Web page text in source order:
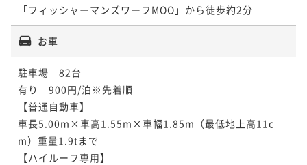
「フィッシャーマンズワーフMOO」から徒歩約2分
お車
駐車場　82台
有り　900円/泊※先着順
【普通自動車】
車長5.00m×車高1.55m×車幅1.85m（最低地上高11c
m）重量1.9tまで
【ハイルーフ専用】